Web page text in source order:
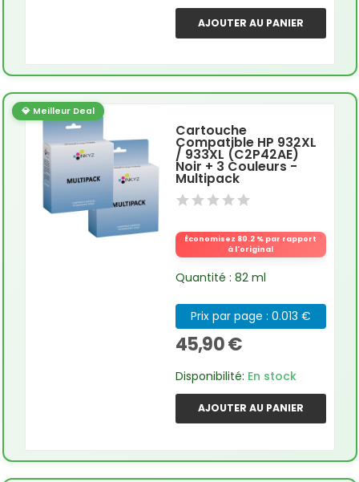
AJOUTER AU PANIER
💎 Meilleur Deal
Cartouche
Compatible HP 932XL
/ 933XL (C2P42AE)
Noir + 3 Couleurs -
Multipack
Économisez 80.2 % par rapport
à l'original
Quantité : 82 ml
Prix par page : 0.013 €
45,90 €
Disponibilité: En stock
AJOUTER AU PANIER